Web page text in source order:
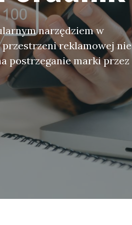
narzędziem w
reklamowej nie
postrzeganie marki przez